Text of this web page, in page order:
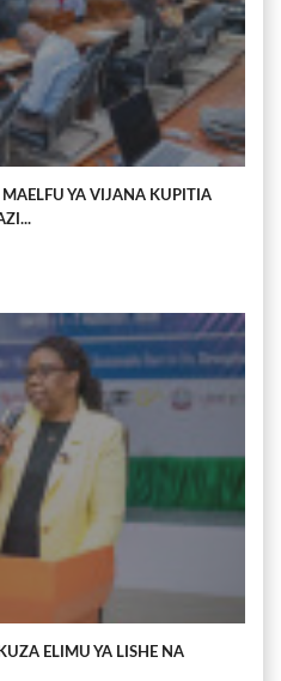
YA VIJANA KUPITIA
ELIMU YA LISHE NA